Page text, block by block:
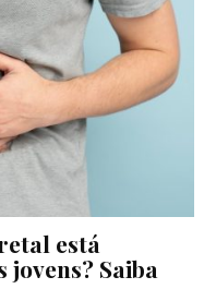
está
Saiba